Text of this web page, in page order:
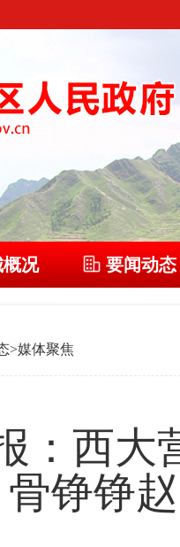
况 要闻动态
>媒体聚焦
：西大
骨铮铮